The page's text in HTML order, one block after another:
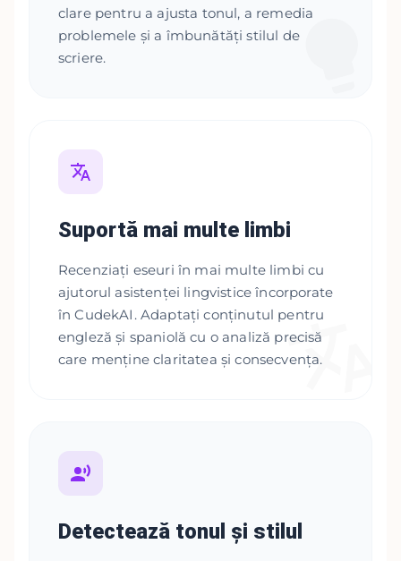
clare pentru a ajusta tonul, a remedia
problemele și a îmbunătăți stilul de
scriere.
Suportă mai multe limbi
Recenziați eseuri în mai multe limbi cu
ajutorul asistenței lingvistice încorporate
în CudekAI. Adaptați conținutul pentru
engleză și spaniolă cu o analiză precisă
care menține claritatea și consecvența.
Detectează tonul și stilul